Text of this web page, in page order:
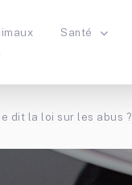
Santé
dit la loi sur les abus ?